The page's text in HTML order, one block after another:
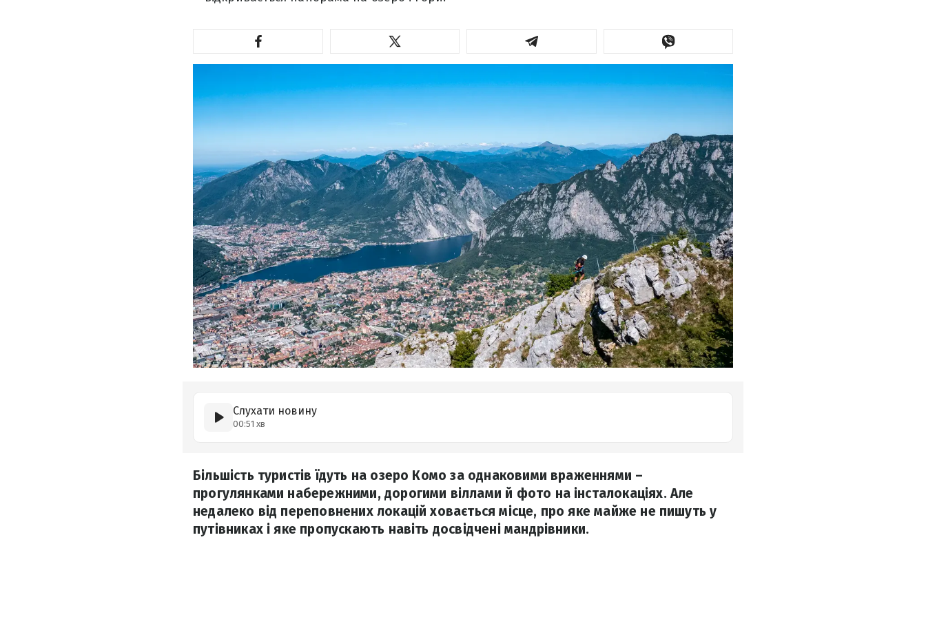
Слухати новину
00:51 хв
Більшість туристів їдуть на озеро Комо за однаковими враженнями –
прогулянками набережними, дорогими віллами й фото на інсталокаціях. Але
недалеко від переповнених локацій ховається місце, про яке майже не пишуть у
путівниках і яке пропускають навіть досвідчені мандрівники.